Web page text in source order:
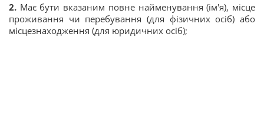
2. Має бути вказаним повне найменування (ім'я), місце
проживання чи перебування (для фізичних осіб) або
місцезнаходження (для юридичних осіб);